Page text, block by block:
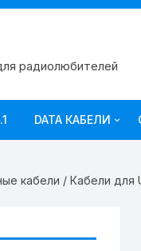
радиолюбителей
DATA КАБЕЛИ
YAESU
кабели / Кабели для